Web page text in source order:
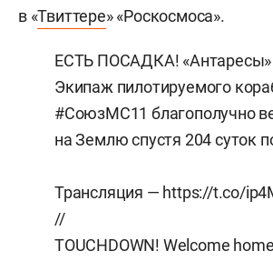
в «Твиттере» «Роскосмоса».
ЕСТЬ ПОСАДКА!
Экипаж пилотируемого
#СоюзМС11 благополучно
на Землю спустя 204 суток
Трансляция — https://t.co/
//
TOUCHDOWN! Welcome